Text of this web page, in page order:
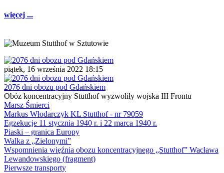
więcej ...
piątek, 16 września 2022 18:15
2076 dni obozu pod Gdańskiem
Obóz koncentracyjny Stutthof wyzwoliły wojska III Frontu
Marsz Śmierci
Markus Włodarczyk KL Stutthof - nr 79059
Egzekucje 11 stycznia 1940 r. i 22 marca 1940 r.
Piaski – granica Europy
Walka z „Zielonymi”
Wspomnienia więźnia obozu koncentracyjnego „Stutthof” Wacława
Lewandowskiego (fragment)
Pierwsze transporty